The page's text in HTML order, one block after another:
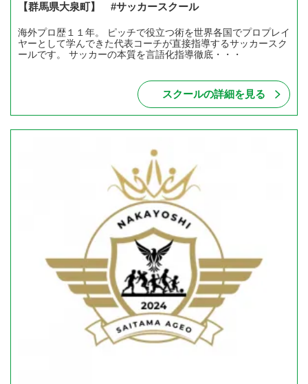
【群馬県大泉町】 #サッカースクール
海外プロ歴１１年。 ピッチで役立つ術を世界各国でプロプレイ
ヤーとして学んできた代表コーチが直接指導するサッカースク
ールです。 サッカーの本質を言語化指導徹底・・・
スクールの詳細を見る